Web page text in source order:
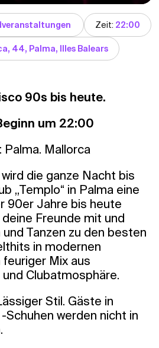
Zeit: 22:00
44, Palma, Illes Balears
90s bis heute.
um 22:00
Mallorca
die ganze Nacht bis
„Templo“ in Palma eine
90er Jahre bis heute
Freunde mit und
Tanzen zu den besten
in modernen
Mix aus
Clubatmosphäre.
Stil. Gäste in
Schuhen werden nicht in